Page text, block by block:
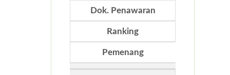
Dok. Penawaran
Ranking
Pemenang